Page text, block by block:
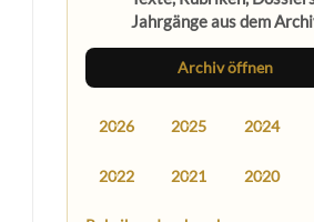
Jahrgänge aus dem
Archiv öffnen
2026 2025 2024
2022 2021 2020